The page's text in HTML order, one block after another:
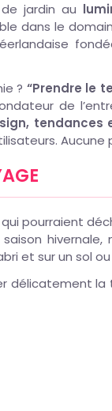
jardin au
dans le
? “Prendre le
de
tendances
pourraient
hivernale,
et sur un sol
délicatement